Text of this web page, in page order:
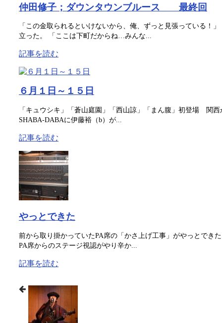
仲田修子；ダウンタウンブルース 最終回
「この金取られるといけないから、俺、ずっと見張っている！
立った。 「ここは下町だからね…みんな...
記事を読む
６月１日～１５日
「キュウシキ」「蒼山庭園」「西山諒」「まん腹」初登場 関
SHABA-DABAに伊藤裕（b）が...
記事を読む
やっとできた
前から取り掛かっていたPA席の「かさ上げ工事」がやっとでき
PA席からのステージ視認がやり辛か...
記事を読む